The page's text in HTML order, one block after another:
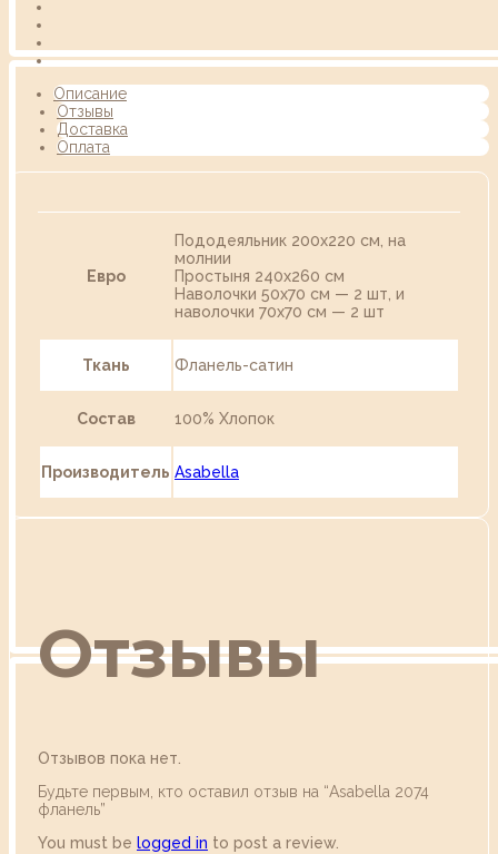
Описание
Отзывы
Доставка
Оплата
Евро
Пододеяльник 200х220 см, на
молнии
Простыня 240х260 см
Наволочки 50х70 см — 2 шт, и
наволочки 70х70 см — 2 шт
Ткань Фланель-сатин
Состав 100% Хлопок
Производитель Asabella
Отзывы
Отзывов пока нет.
Будьте первым, кто оставил отзыв на “Аsabella 2074
фланель”
You must be logged in to post a review.